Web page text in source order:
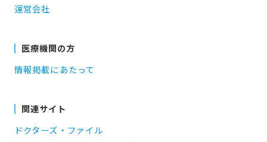
運営会社
医療機関の方
情報掲載にあたって
関連サイト
ドクターズ・ファイル